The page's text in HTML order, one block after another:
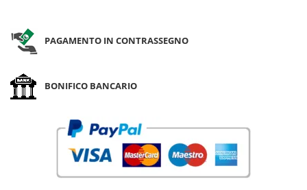
PAGAMENTO IN CONTRASSEGNO
BONIFICO BANCARIO